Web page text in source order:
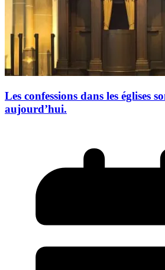
Les confessions dans les églises
aujourd’hui.